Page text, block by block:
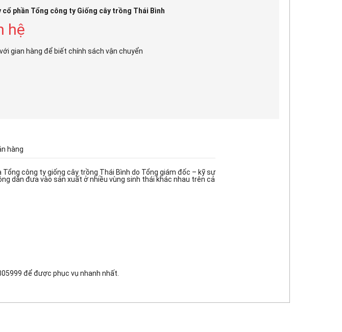
cổ phần Tổng công ty Giống cây trồng Thái Bình
hệ
gian hàng để biết chính sách vận chuyển
hàng
công ty giống cây trồng Thái Bình do Tổng giám đốc – kỹ sư
dân đưa vào sản xuất ở nhiều vùng sinh thái khác nhau trên cả
để được phục vụ nhanh nhất.